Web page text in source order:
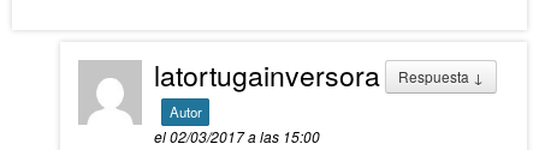
Respuesta ↓
latortugainversora
Autor
el 02/03/2017 a las 15:00